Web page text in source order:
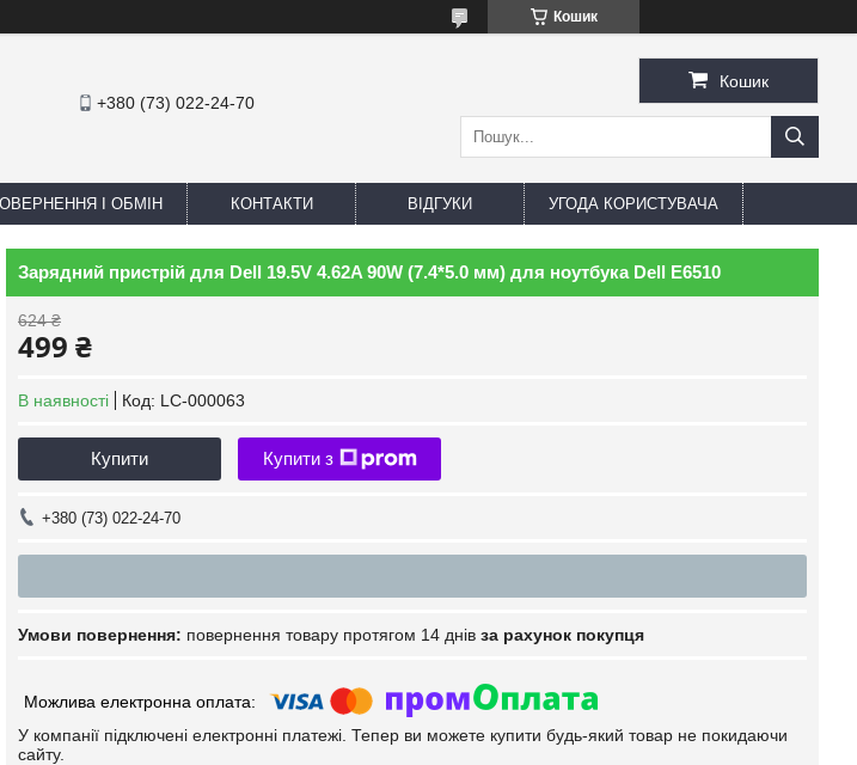
Кошик
+380 (73) 022-24-70
Кошик
І ОБМІН КОНТАКТИ ВІДГУКИ УГОДА КОРИСТУВАЧА
Зарядний пристрій для Dell 19.5V 4.62A 90W (7.4*5.0 мм) для ноутбука Dell E6510
624 ₴
499 ₴
В наявності Код: LC-000063
Купити Купити з
+380 (73) 022-24-70
повернення товару протягом 14 днів за рахунок покупця
У компанії підключені електронні платежі. Тепер ви можете купити будь-який товар не покидаючи
сайту.